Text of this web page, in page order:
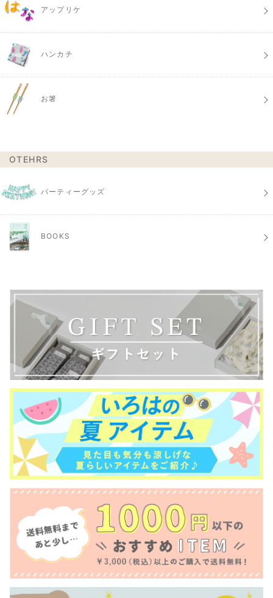
アップリケ
ハンカチ
お箸
OTEHRS
パーティーグッズ
BOOKS